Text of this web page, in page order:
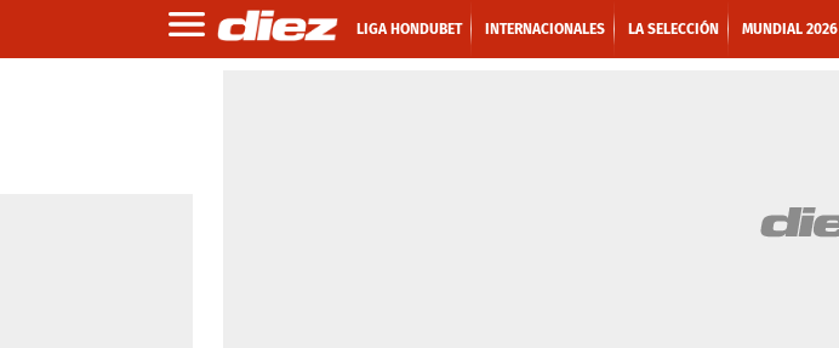
LIGA HONDUBET INTERNACIONALES LA SELECCIÓN MUNDIAL 2026